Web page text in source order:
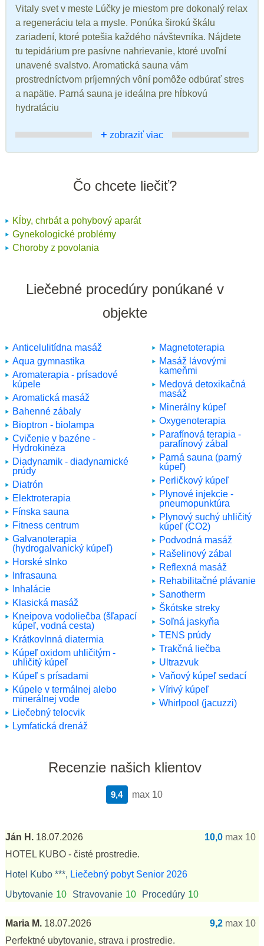
Vitaly svet v meste Lúčky je miestom pre dokonalý relax
a regeneráciu tela a mysle. Ponúka širokú škálu
zariadení, ktoré potešia každého návštevníka. Nájdete
tu tepidárium pre pasívne nahrievanie, ktoré uvoľní
unavené svalstvo. Aromatická sauna vám
prostredníctvom príjemných vôní pomôže odbúrať stres
a napätie. Parná sauna je ideálna pre hĺbkovú
hydratáciu
+ zobraziť viac
Čo chcete liečiť?
Kĺby, chrbát a pohybový aparát
Gynekologické problémy
Choroby z povolania
Liečebné procedúry ponúkané v
objekte
Anticelulitídna masáž
Aqua gymnastika
Aromaterapia - prísadové
kúpele
Aromatická masáž
Bahenné zábaly
Bioptron - biolampa
Cvičenie v bazéne -
Hydrokinéza
Diadynamik - diadynamické
prúdy
Diatrón
Elektroterapia
Fínska sauna
Fitness centrum
Galvanoterapia
(hydrogalvanický kúpeľ)
Horské slnko
Infrasauna
Inhalácie
Klasická masáž
Kneipova vodoliečba (šľapací
kúpeľ, vodná cesta)
Krátkovlnná diatermia
Kúpeľ oxidom uhličitým -
uhličitý kúpeľ
Kúpeľ s prísadami
Kúpele v termálnej alebo
minerálnej vode
Liečebný telocvik
Lymfatická drenáž
Magnetoterapia
Masáž lávovými
kameňmi
Medová detoxikačná
masáž
Minerálny kúpeľ
Oxygenoterapia
Parafínová terapia -
parafínový zábal
Parná sauna (parný
kúpeľ)
Perličkový kúpeľ
Plynové injekcie -
pneumopunktúra
Plynový suchý uhličitý
kúpeľ (CO2)
Podvodná masáž
Rašelinový zábal
Reflexná masáž
Rehabilitačné plávanie
Sanotherm
Škótske streky
Soľná jaskyňa
TENS prúdy
Trakčná liečba
Ultrazvuk
Vaňový kúpeľ sedací
Vírivý kúpeľ
Whirlpool (jacuzzi)
Recenzie našich klientov
max 10
9,4
Ján H. 18.07.2026 10,0 max 10
HOTEL KUBO - čisté prostredie.
Hotel Kubo ***, Liečebný pobyt Senior 2026
Ubytovanie 10 Stravovanie 10 Procedúry 10
Maria M. 18.07.2026 9,2 max 10
Perfektné ubytovanie, strava i prostredie.